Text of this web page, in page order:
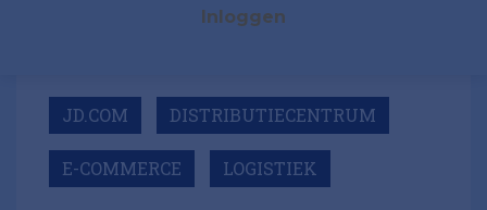
Inloggen
JD.COM DISTRIBUTIECENTRUM
E-COMMERCE LOGISTIEK